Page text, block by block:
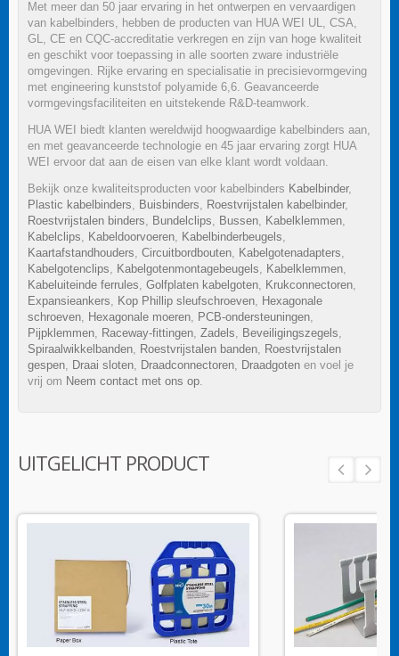
Met meer dan 50 jaar ervaring in het ontwerpen en vervaardigen
van kabelbinders, hebben de producten van HUA WEI UL, CSA,
GL, CE en CQC-accreditatie verkregen en zijn van hoge kwaliteit
en geschikt voor toepassing in alle soorten zware industriële
omgevingen. Rijke ervaring en specialisatie in precisievormgeving
met engineering kunststof polyamide 6,6. Geavanceerde
vormgevingsfaciliteiten en uitstekende R&D-teamwork.
HUA WEI biedt klanten wereldwijd hoogwaardige kabelbinders aan,
en met geavanceerde technologie en 45 jaar ervaring zorgt HUA
WEI ervoor dat aan de eisen van elke klant wordt voldaan.
Bekijk onze kwaliteitsproducten voor kabelbinders Kabelbinder,
Plastic kabelbinders
Buisbinders Roestvrijstalen kabelbinder,
Roestvrijstalen binders
Bundelclips Bussen Kabelklemmen
Kabelclips
Kabeldoorvoeren Kabelbinderbeugels
Kaartafstandhouders Circuitbordbouten Kabelgotenadapters
Kabelgotenclips
Kabelgotenmontagebeugels Kabelklemmen
Kabeluiteinde ferrules Golfplaten kabelgoten Krukconnectoren
Expansieankers
Kop Phillip sleufschroeven
Hexagonale
schroeven
Hexagonale moeren PCB-ondersteuningen
Pijpklemmen
Raceway-fittingen Zadels Beveiligingszegels
Spiraalwikkelbanden
Roestvrijstalen banden
Roestvrijstalen
gespen
Draai sloten Draadconnectoren Draadgoten en voel je
vrij om Neem contact met ons op
UITGELICHT PRODUCT